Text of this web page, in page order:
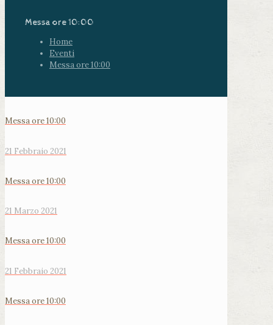
Messa ore 10:00
Home
Eventi
Messa ore 10:00
Messa ore 10:00
21 Febbraio 2021
Messa ore 10:00
21 Marzo 2021
Messa ore 10:00
21 Febbraio 2021
Messa ore 10:00